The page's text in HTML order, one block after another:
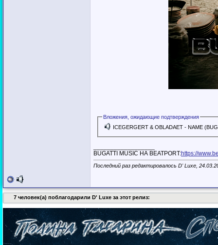
Вложения, ожидающие подтверждения
ICEGERGERT & OBLADAET - NAME
BUGATTI MUSIC НА BEATPORT:https://
Последний раз редактировалось D' Luxe,
7 человек(а) поблагодарили D' Luxe за этот релиз: